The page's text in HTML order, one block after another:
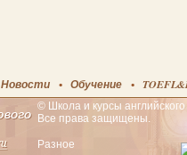
Новости Обучение
© Школа и курсы
Все права защищены.
Разное